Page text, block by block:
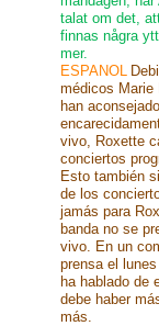
talat om det,
finnas några
mer.
ESPANOL
médicos Marie
han aconsejado
vivo, Roxette
conciertos
Esto también
de los
jamás para
banda no se
vivo. En un
prensa el
ha hablado de
debe haber
más.